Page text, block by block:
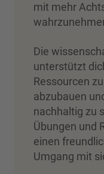
mit mehr
Die
unterstützt
Ressourcen
abzubauen
nachhaltig zu
Übungen und
einen
Umgang mit